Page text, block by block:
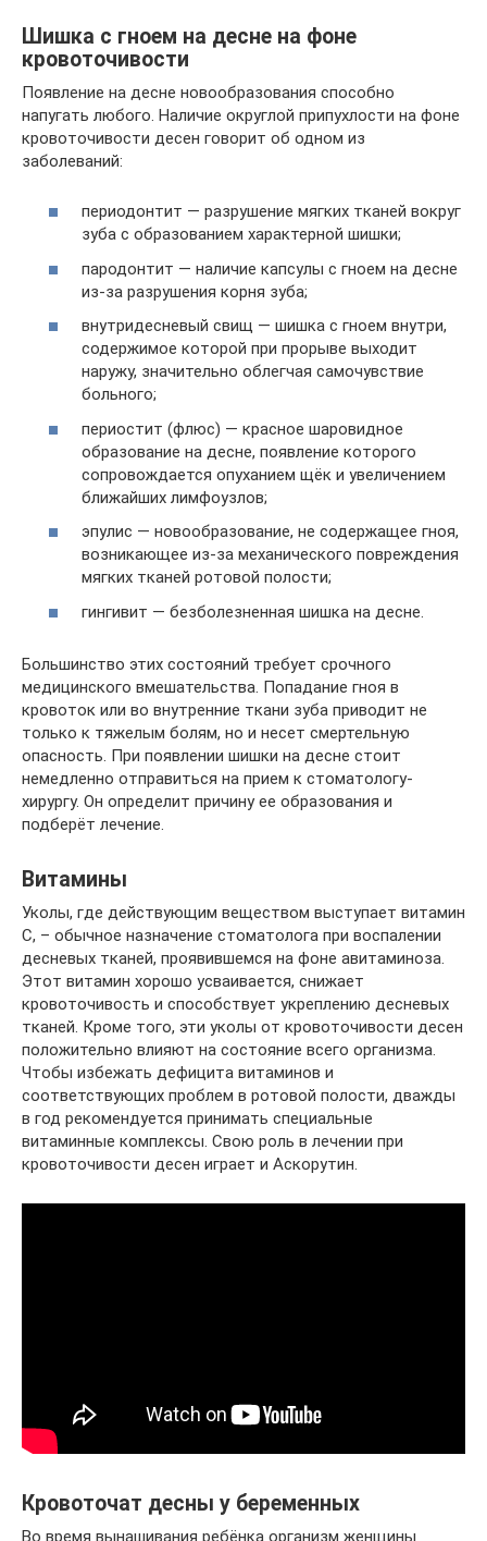
Шишка с гноем на десне на фоне
кровоточивости
Появление на десне новообразования способно
напугать любого. Наличие округлой припухлости на фоне
кровоточивости десен говорит об одном из
заболеваний:
периодонтит — разрушение мягких тканей вокруг
зуба с образованием характерной шишки;
пародонтит — наличие капсулы с гноем на десне
из-за разрушения корня зуба;
внутридесневый свищ — шишка с гноем внутри,
содержимое которой при прорыве выходит
наружу, значительно облегчая самочувствие
больного;
периостит (флюс) — красное шаровидное
образование на десне, появление которого
сопровождается опуханием щёк и увеличением
ближайших лимфоузлов;
эпулис — новообразование, не содержащее гноя,
возникающее из-за механического повреждения
мягких тканей ротовой полости;
гингивит — безболезненная шишка на десне.
Большинство этих состояний требует срочного
медицинского вмешательства. Попадание гноя в
кровоток или во внутренние ткани зуба приводит не
только к тяжелым болям, но и несет смертельную
опасность. При появлении шишки на десне стоит
немедленно отправиться на прием к стоматологу-
хирургу. Он определит причину ее образования и
подберёт лечение.
Витамины
Уколы, где действующим веществом выступает витамин
С, – обычное назначение стоматолога при воспалении
десневых тканей, проявившемся на фоне авитаминоза.
Этот витамин хорошо усваивается, снижает
кровоточивость и способствует укреплению десневых
тканей. Кроме того, эти уколы от кровоточивости десен
положительно влияют на состояние всего организма.
Чтобы избежать дефицита витаминов и
соответствующих проблем в ротовой полости, дважды
в год рекомендуется принимать специальные
витаминные комплексы. Свою роль в лечении при
кровоточивости десен играет и Аскорутин.
Кровоточат десны у беременных
Во время вынашивания ребёнка организм женщины